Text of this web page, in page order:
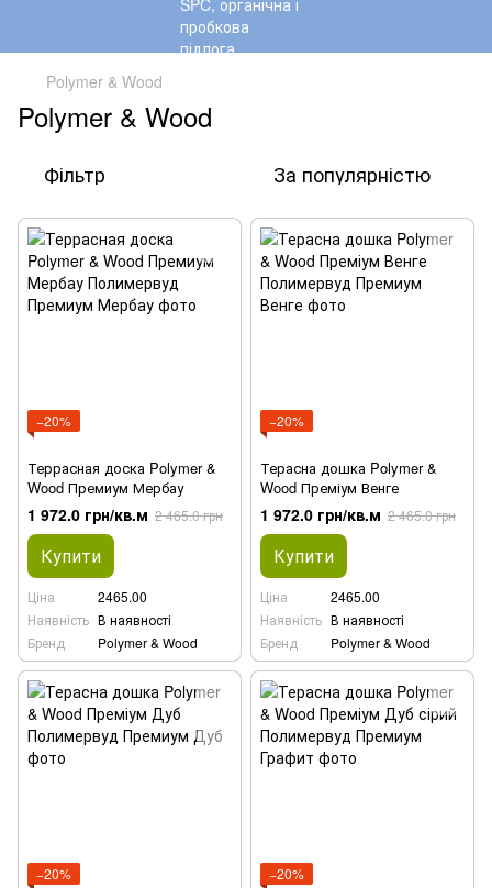
Polymer & Wood
Polymer & Wood
Фільтр За популярністю
−20%
Террасная доска Polymer &
Wood Премиум Мербау
1 972.0 грн/кв.м 2 465.0 грн
Купити
Ціна
2465.00
Наявність В наявності
Бренд
Polymer & Wood
−20%
Терасна дошка Polymer &
Wood Преміум Венге
1 972.0 грн/кв.м 2 465.0 грн
Купити
Ціна
2465.00
Наявність В наявності
Бренд
Polymer & Wood
−20% −20%